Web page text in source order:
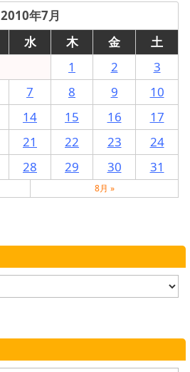
2010年7月
水 木 金
土
1
2
3
7 8 9
10
14 15 16
17
21 22 23
24
28 29 30 31
8月 »